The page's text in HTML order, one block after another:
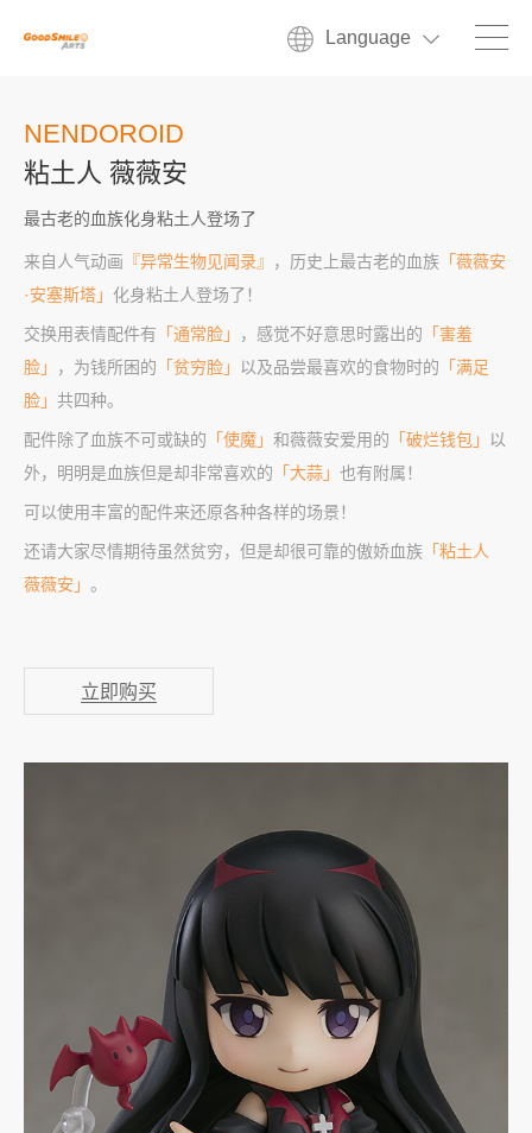
Language
NENDOROID
粘土人 薇薇安
最古老的血族化身粘土人登场了
来自人气动画 『异常生物见闻录』 ，历史上最古老的血族 「薇薇安
·安塞斯塔」 化身粘土人登场了！
交换用表情配件有 「通常脸」 ，感觉不好意思时露出的 「害羞
脸」
，为钱所困的 「贫穷脸」 以及品尝最喜欢的食物时的 「满足
脸」 共四种。
配件除了血族不可或缺的 「使魔」 和薇薇安爱用的 「破烂钱包」
以
外，明明是血族但是却非常喜欢的 「大蒜」 也有附属！
可以使用丰富的配件来还原各种各样的场景！
还请大家尽情期待虽然贫穷，但是却很可靠的傲娇血族 「粘土人
薇薇安」 。
立即购买